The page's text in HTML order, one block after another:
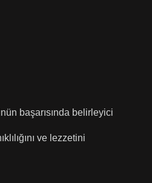
başarısında belirleyici
ve lezzetini